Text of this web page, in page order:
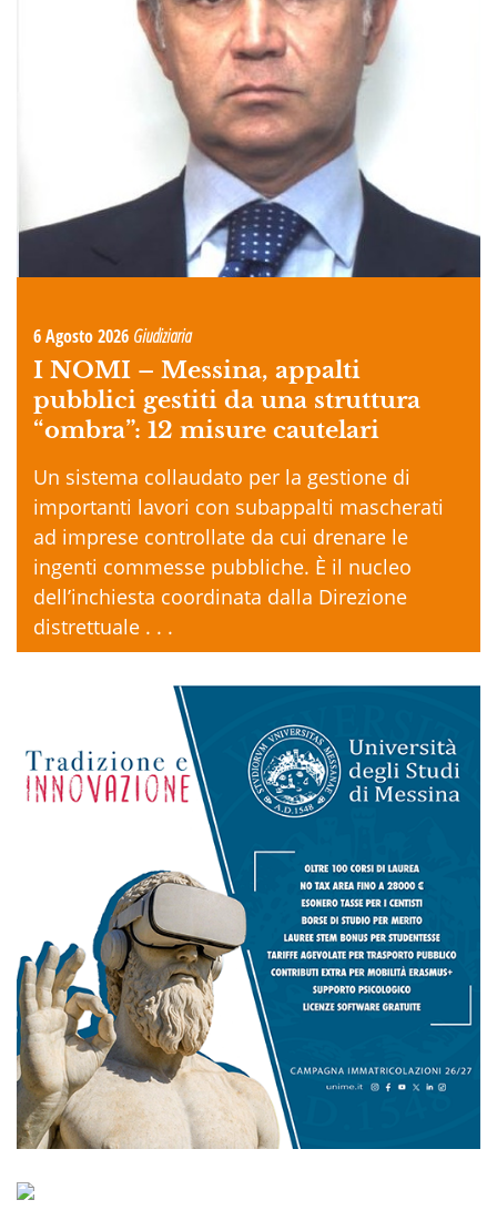
6 Agosto 2026 Giudiziaria
I NOMI – Messina, appalti
pubblici gestiti da una struttura
“ombra”: 12 misure cautelari
Un sistema collaudato per la gestione di
importanti lavori con subappalti mascherati
ad imprese controllate da cui drenare le
ingenti commesse pubbliche. È il nucleo
dell’inchiesta coordinata dalla Direzione
distrettuale . . .